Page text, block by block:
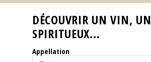
Reportages
Nos
DÉCOUVRIR UN VIN, UN
SPIRITUEUX...
Appellation